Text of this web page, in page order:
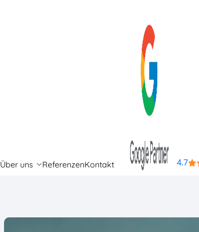
Über uns ReferenzenKontakt 4.7